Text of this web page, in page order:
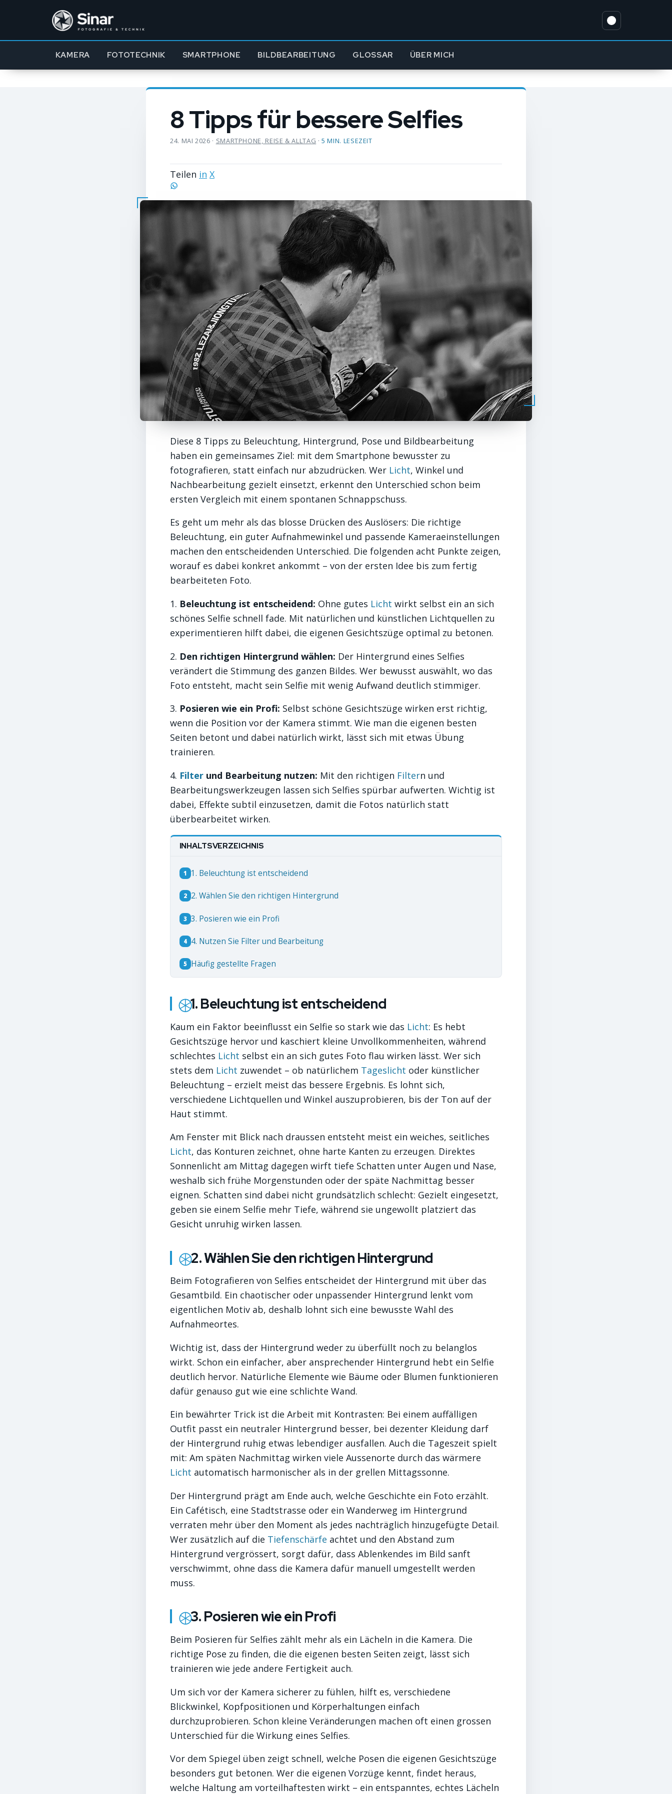
KAMERA FOTOTECHNIK SMARTPHONE BILDBEARBEITUNG GLOSSAR ÜBER MICH
8 Tipps für bessere Selfies
24. MAI 2026 · SMARTPHONE, REISE & ALLTAG ·5 MIN. LESEZEIT
Teilen in X
Diese 8 Tipps zu Beleuchtung, Hintergrund, Pose und Bildbearbeitung
haben ein gemeinsames Ziel: mit dem Smartphone bewusster zu
fotografieren, statt einfach nur abzudrücken. Wer Licht, Winkel und
Nachbearbeitung gezielt einsetzt, erkennt den Unterschied schon beim
ersten Vergleich mit einem spontanen Schnappschuss.
Es geht um mehr als das blosse Drücken des Auslösers: Die richtige
Beleuchtung, ein guter Aufnahmewinkel und passende Kameraeinstellungen
machen den entscheidenden Unterschied. Die folgenden acht Punkte zeigen,
worauf es dabei konkret ankommt – von der ersten Idee bis zum fertig
bearbeiteten Foto.
1. Beleuchtung ist entscheidend: Ohne gutes Licht wirkt selbst ein an sich
schönes Selfie schnell fade. Mit natürlichen und künstlichen Lichtquellen zu
experimentieren hilft dabei, die eigenen Gesichtszüge optimal zu betonen.
2. Den richtigen Hintergrund wählen: Der Hintergrund eines Selfies
verändert die Stimmung des ganzen Bildes. Wer bewusst auswählt, wo das
Foto entsteht, macht sein Selfie mit wenig Aufwand deutlich stimmiger.
3. Posieren wie ein Profi: Selbst schöne Gesichtszüge wirken erst richtig,
wenn die Position vor der Kamera stimmt. Wie man die eigenen besten
Seiten betont und dabei natürlich wirkt, lässt sich mit etwas Übung
trainieren.
4. Filter und Bearbeitung nutzen: Mit den richtigen Filtern und
Bearbeitungswerkzeugen lassen sich Selfies spürbar aufwerten. Wichtig ist
dabei, Effekte subtil einzusetzen, damit die Fotos natürlich statt
überbearbeitet wirken.
INHALTSVERZEICHNIS
1 1. Beleuchtung ist entscheidend
2 2. Wählen Sie den richtigen Hintergrund
3 3. Posieren wie ein Profi
4 4. Nutzen Sie Filter und Bearbeitung
5 Häufig gestellte Fragen
1. Beleuchtung ist entscheidend
Kaum ein Faktor beeinflusst ein Selfie so stark wie das Licht: Es hebt
Gesichtszüge hervor und kaschiert kleine Unvollkommenheiten, während
schlechtes Licht selbst ein an sich gutes Foto flau wirken lässt. Wer sich
stets dem Licht zuwendet – ob natürlichem Tageslicht oder künstlicher
Beleuchtung – erzielt meist das bessere Ergebnis. Es lohnt sich,
verschiedene Lichtquellen und Winkel auszuprobieren, bis der Ton auf der
Haut stimmt.
Am Fenster mit Blick nach draussen entsteht meist ein weiches, seitliches
Licht, das Konturen zeichnet, ohne harte Kanten zu erzeugen. Direktes
Sonnenlicht am Mittag dagegen wirft tiefe Schatten unter Augen und Nase,
weshalb sich frühe Morgenstunden oder der späte Nachmittag besser
eignen. Schatten sind dabei nicht grundsätzlich schlecht: Gezielt eingesetzt,
geben sie einem Selfie mehr Tiefe, während sie ungewollt platziert das
Gesicht unruhig wirken lassen.
2. Wählen Sie den richtigen Hintergrund
Beim Fotografieren von Selfies entscheidet der Hintergrund mit über das
Gesamtbild. Ein chaotischer oder unpassender Hintergrund lenkt vom
eigentlichen Motiv ab, deshalb lohnt sich eine bewusste Wahl des
Aufnahmeortes.
Wichtig ist, dass der Hintergrund weder zu überfüllt noch zu belanglos
wirkt. Schon ein einfacher, aber ansprechender Hintergrund hebt ein Selfie
deutlich hervor. Natürliche Elemente wie Bäume oder Blumen funktionieren
dafür genauso gut wie eine schlichte Wand.
Ein bewährter Trick ist die Arbeit mit Kontrasten: Bei einem auffälligen
Outfit passt ein neutraler Hintergrund besser, bei dezenter Kleidung darf
der Hintergrund ruhig etwas lebendiger ausfallen. Auch die Tageszeit spielt
mit: Am späten Nachmittag wirken viele Aussenorte durch das wärmere
Licht automatisch harmonischer als in der grellen Mittagssonne.
Der Hintergrund prägt am Ende auch, welche Geschichte ein Foto erzählt.
Ein Cafétisch, eine Stadtstrasse oder ein Wanderweg im Hintergrund
verraten mehr über den Moment als jedes nachträglich hinzugefügte Detail.
Wer zusätzlich auf die Tiefenschärfe achtet und den Abstand zum
Hintergrund vergrössert, sorgt dafür, dass Ablenkendes im Bild sanft
verschwimmt, ohne dass die Kamera dafür manuell umgestellt werden
muss.
3. Posieren wie ein Profi
Beim Posieren für Selfies zählt mehr als ein Lächeln in die Kamera. Die
richtige Pose zu finden, die die eigenen besten Seiten zeigt, lässt sich
trainieren wie jede andere Fertigkeit auch.
Um sich vor der Kamera sicherer zu fühlen, hilft es, verschiedene
Blickwinkel, Kopfpositionen und Körperhaltungen einfach
durchzuprobieren. Schon kleine Veränderungen machen oft einen grossen
Unterschied für die Wirkung eines Selfies.
Vor dem Spiegel üben zeigt schnell, welche Posen die eigenen Gesichtszüge
besonders gut betonen. Wer die eigenen Vorzüge kennt, findet heraus,
welche Haltung am vorteilhaftesten wirkt – ein entspanntes, echtes Lächeln